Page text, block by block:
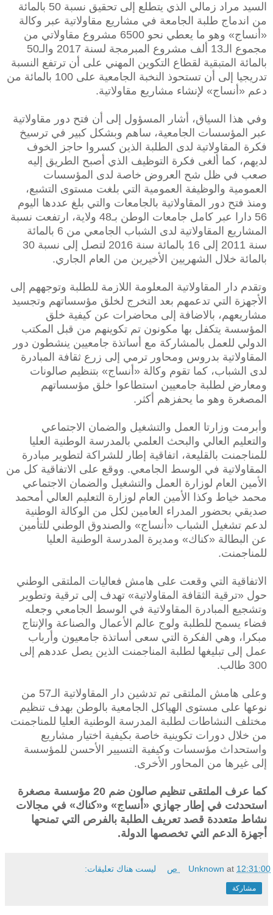
السيد مراد زمالي الذي يتطلع إلى تحقيق نسبة 50 بالمائة
من اندماج طلبة الجامعة في مشاريع مقاولاتية عبر وكالة
«أنساج» وهو ما يعطي نحو 6500 مشروع مقاولاتي من
مجموع الـ13 ألف مشروع المبرمجة لسنة 2017 والـ50
بالمائة المتبقية لقطاع التكوين المهني على أن ترتفع النسبة
تدريجيا إلى أن تستحوذ النخبة الجامعية على 100 بالمائة من
دعم «أنساج» لإنشاء مشاريع مقاولاتية.
وفي هذا السياق، أشار المسؤول إلى أن فتح دور مقاولاتية
عبر المؤسسات الجامعية، ساهم وبشكل كبير في ترسيخ
فكرة المقاولاتية لدى الطلبة الذين كسروا حاجز الخوف
لديهم، كما ألغى فكرة التوظيف الذي أصبح الطريق إليه
صعب في ظل شح العروض خاصة لدى المؤسسات
العمومية والوظيفة العمومية التي بلغت مستوى التشبع،
ومنذ فتح دور المقاولاتية بالجامعات والتي بلغ عددها اليوم
56 دارا عبر كامل جامعات الوطن بـ48 ولاية، ارتفعت نسبة
المشاريع المقاولاتية لدى الشباب الجامعي من 6 بالمائة
سنة 2011 إلى 16 بالمائة سنة 2016 لتصل إلى نسبة 30
بالمائة خلال الشهريين الأخيرين من العام الجاري.
وتقدم دار المقاولاتية المعلومة اللازمة للطلبة وتوجههم إلى
الأجهزة التي تدعمهم بعد التخرج لخلق مؤسساتهم وتجسيد
مشاريعهم، بالاضافة إلى محاضرات عن كيفية خلق
المؤسسة يتكفل بها مكونون تم تكوينهم من قبل المكتب
الدولي للعمل بالمشاركة مع أساتذة جامعيين ينشطون دور
المقاولاتية بدروس ومحاور ترمي إلى زرع ثقافة المبادرة
لدى الشباب، كما تقوم وكالة «أنساج» بتنظيم صالونات
ومعارض لطلبة جامعيين استطاعوا خلق مؤسساتهم
المصغرة وهو ما يحفزهم أكثر.
وأبرمت وزارتا العمل والتشغيل والضمان الاجتماعي
والتعليم العالي والبحث العلمي بالمدرسة الوطنية العليا
للمناجمنت بالقليعة، اتفاقية إطار للشراكة لتطوير مبادرة
المقاولاتية في الوسط الجامعي. ووقع على الاتفاقية كل من
الأمين العام لوزارة العمل والتشغيل والضمان الاجتماعي
محمد خياط وكذا الأمين العام لوزارة التعليم العالي أمحمد
صديقي بحضور المدراء العامين لكل من الوكالة الوطنية
لدعم تشغيل الشباب «أنساج» والصندوق الوطني للتأمين
عن البطالة «كناك» ومديرة المدرسة الوطنية العليا
للمناجمنت.
الاتفاقية التي وقعت على هامش فعاليات الملتقى الوطني
حول «ترقية الثقافة المقاولاتية» تهدف إلى ترقية وتطوير
وتشجيع المبادرة المقاولاتية في الوسط الجامعي وجعله
فضاء يسمح للطلبة ولوج عالم الأعمال والصناعة والإنتاج
مبكرا، وهي الفكرة التي سعى أساتذة جامعيون وأرباب
عمل إلى تبليغها لطلبة المناجمنت الذين يصل عددهم إلى
300 طالب.
وعلى هامش الملتقى تم تدشين دار المقاولاتية الـ57 من
نوعها على مستوى الهياكل الجامعية بالوطن بهدف تنظيم
مختلف النشاطات لطلبة المدرسة الوطنية العليا للمناجمنت
من خلال دورات تكوينية خاصة بكيفية اختيار مشاريع
واستحداث مؤسسات وكيفية التسيير الأحسن للمؤسسة
إلى غيرها من المحاور الأخرى.
كما عرف الملتقى تنظيم صالون ضم 20 مؤسسة مصغرة
استحدثت في إطار جهازي «أنساج» و«كناك» في مجالات
نشاط متعددة قصد تعريف الطلبة بالفرص التي تمنحها
أجهزة الدعم التي تخصصها الدولة.
Unknown at 12:31:00 ص ليست هناك تعليقات:
مشاركة